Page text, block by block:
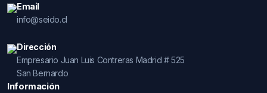
Email
info@seido.cl
Dirección
Empresario Juan Luis Contreras Madrid # 525
San Bernardo
Información